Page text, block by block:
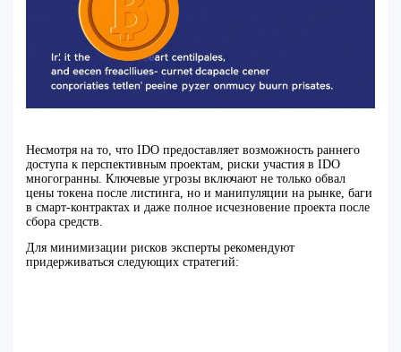
Несмотря на то, что IDO предоставляет возможность раннего
доступа к перспективным проектам, риски участия в IDO
многогранны. Ключевые угрозы включают не только обвал
цены токена после листинга, но и манипуляции на рынке, баги
в смарт-контрактах и даже полное исчезновение проекта после
сбора средств.
Для минимизации рисков эксперты рекомендуют
придерживаться следующих стратегий: